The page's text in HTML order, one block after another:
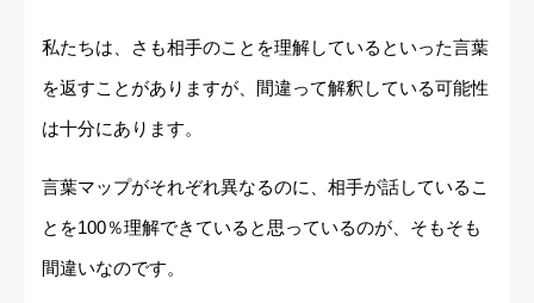
私たちは、さも相手のことを理解しているといった言葉
を返すことがありますが、間違って解釈している可能性
は十分にあります。
言葉マップがそれぞれ異なるのに、相手が話しているこ
とを100％理解できていると思っているのが、そもそも
間違いなのです。